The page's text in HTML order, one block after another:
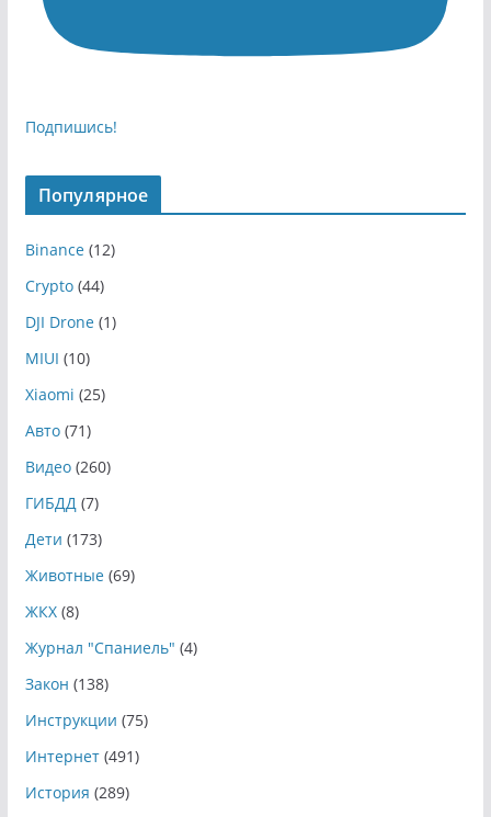
Подпишись!
Популярное
Binance(12)
Crypto(44)
DJI Drone(1)
MIUI (10)
Xiaomi (25)
Авто(71)
Видео(260)
ГИБДД(7)
Дети (173)
Животные(69)
ЖКХ(8)
Журнал "Спаниель" (4)
Закон (138)
Инструкции (75)
Интернет(491)
История (289)